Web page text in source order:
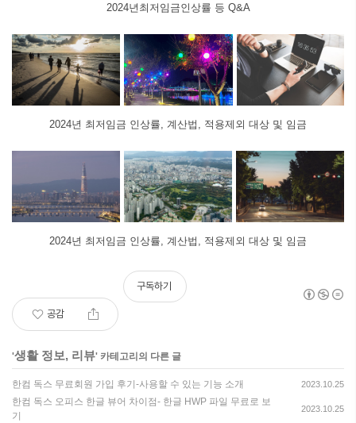
2024년최저임금인상률 등 Q&A
2024년 최저임금 인상률, 계산법, 적용제외 대상 및 임금
2024년 최저임금 인상률, 계산법, 적용제외 대상 및 임금
공감
구독하기
'생활 정보, 리뷰' 카테고리의 다른 글
한컴 독스 무료회원 가입 후기-사용할 수 있는 기능 소개 2023.10.25
한컴 독스 오피스 한글 뷰어 차이점- 한글 HWP 파일 무료로 보
기
2023.10.25